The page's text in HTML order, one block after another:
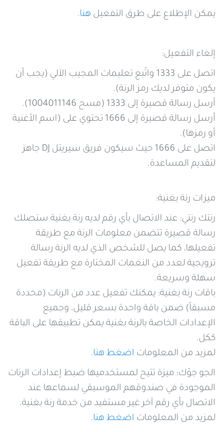
يمكن الإطلاع على طرق التفعيل هنا.
إلغاء التفعيل:
اتصل على 1333 واتّبع تعليمات المجيب الآلي (يجب أن
يكون متوفر لديك رمز الرنة).
أرسل رسالة قصيرة إلى 1333 (مسح 1004011146).
أرسل رسالة قصيرة إلى 1666 تحتوي على (اسم الأغنية
أو رمزها).
اتصل على 1666 حيث سيكون فريق سيريتل DJ جاهز
لتقديم المساعدة.
ميزات رنة بغنية:
رنتك رنتي: عند الاتصال بأي رقم لديه رنة بغنية ستصلك
رسالة قصيرة تتضمن معلومات الرنة مع طريقة
تفعيلها، كما يصل للشخص الذي لديه الرنة رسالة
ترويجية لعدد من النغمات المختارة مع طريقة تفعيل
سهلة وسريعة.
باقات رنة بغنية: يمكنك تفعيل عدد من الرنات (محددة
مسبقاً) ضمن باقة واحدة بسعر قليل، وجميع
الإعدادات الخاصة بالرنة بغنية يمكن تطبيقها على الباقة
ككل.
لمزيد من المعلومات اضغط هنا.
الجو جوّك: ميزة تتيح لمستخدميها ضبط إعدادات الرنات
الموجودة في صندوقهم الموسيقي لسماعها عند
الاتصال بأي رقم آخر غير مستفيد من خدمة رنة بغنية.
لمزيد من المعلومات اضغط هنا.